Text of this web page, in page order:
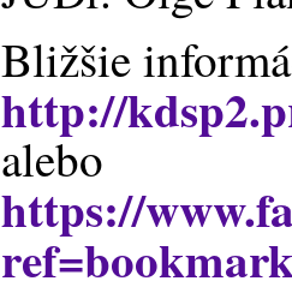
Bližšie
http://
alebo
https://